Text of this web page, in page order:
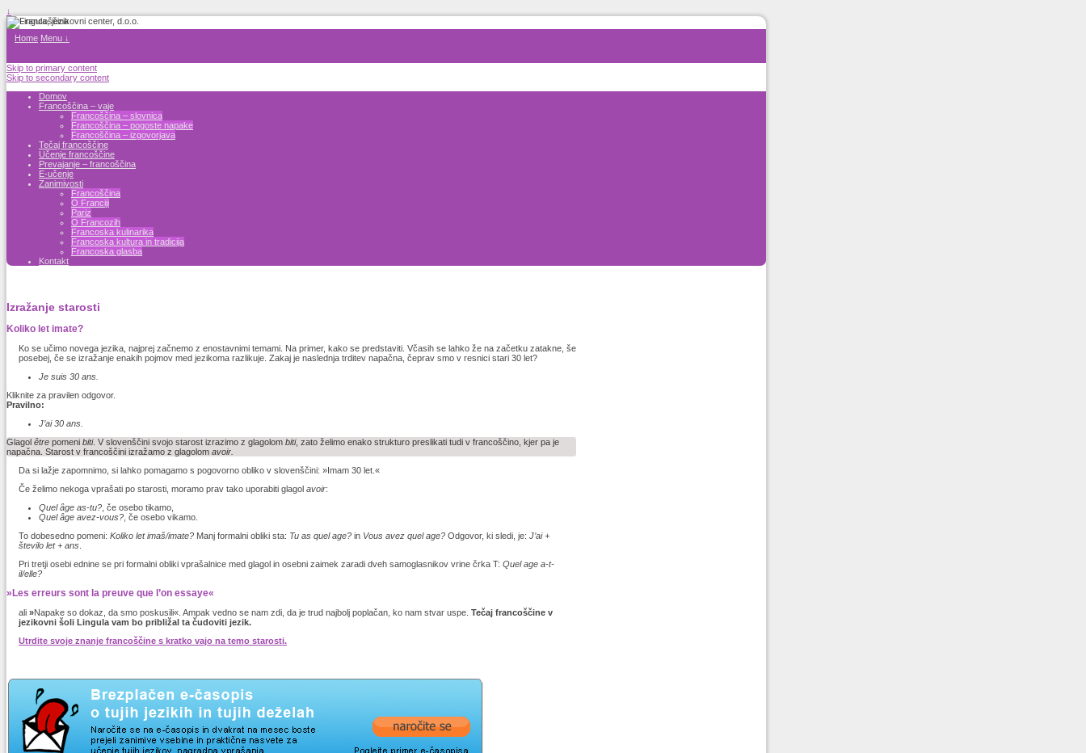
↓
Home Menu ↓
Skip to primary content
Skip to secondary content
Domov
Francoščina – vaje
Francoščina – slovnica
Francoščina – pogoste napake
Francoščina – izgovorjava
Tečaj francoščine
Učenje francoščine
Prevajanje – francoščina
E-učenje
Zanimivosti
Francoščina
O Franciji
Pariz
O Francozih
Francoska kulinarika
Francoska kultura in tradicija
Francoska glasba
Kontakt
Izražanje starosti
Koliko let imate?
Ko se učimo novega jezika, najprej začnemo z enostavnimi temami. Na primer, kako se predstaviti. Včasih se lahko že na začetku zatakne, še
posebej, če se izražanje enakih pojmov med jezikoma razlikuje. Zakaj je naslednja trditev napačna, čeprav smo v resnici stari 30 let?
Je suis 30 ans.
Kliknite za pravilen odgovor.
Pravilno:
J’ai 30 ans.
Glagol être pomeni biti. V slovenščini svojo starost izrazimo z glagolom biti, zato želimo enako strukturo preslikati tudi v francoščino, kjer pa je
napačna. Starost v francoščini izražamo z glagolom avoir.
Da si lažje zapomnimo, si lahko pomagamo s pogovorno obliko v slovenščini: »Imam 30 let.«
Če želimo nekoga vprašati po starosti, moramo prav tako uporabiti glagol avoir:
Quel âge as-tu? , če osebo tikamo,
Quel âge avez-vous? , če osebo vikamo.
To dobesedno pomeni: Koliko let imaš/imate? Manj formalni obliki sta: Tu as quel age? in Vous avez quel age? Odgovor, ki sledi, je: J’ai +
število let + ans
Pri tretji osebi ednine se pri formalni obliki vprašalnice med glagol in osebni zaimek zaradi dveh samoglasnikov vrine črka T: Quel age a-t-
il/elle?
»Les erreurs sont la preuve que l’on essaye«
ali »Napake so dokaz, da smo poskusili«. Ampak vedno se nam zdi, da je trud najbolj poplačan, ko nam stvar uspe. Tečaj francoščine v
jezikovni šoli Lingula vam bo približal ta čudoviti jezik.
Utrdite svoje znanje francoščine s kratko vajo na temo starosti.